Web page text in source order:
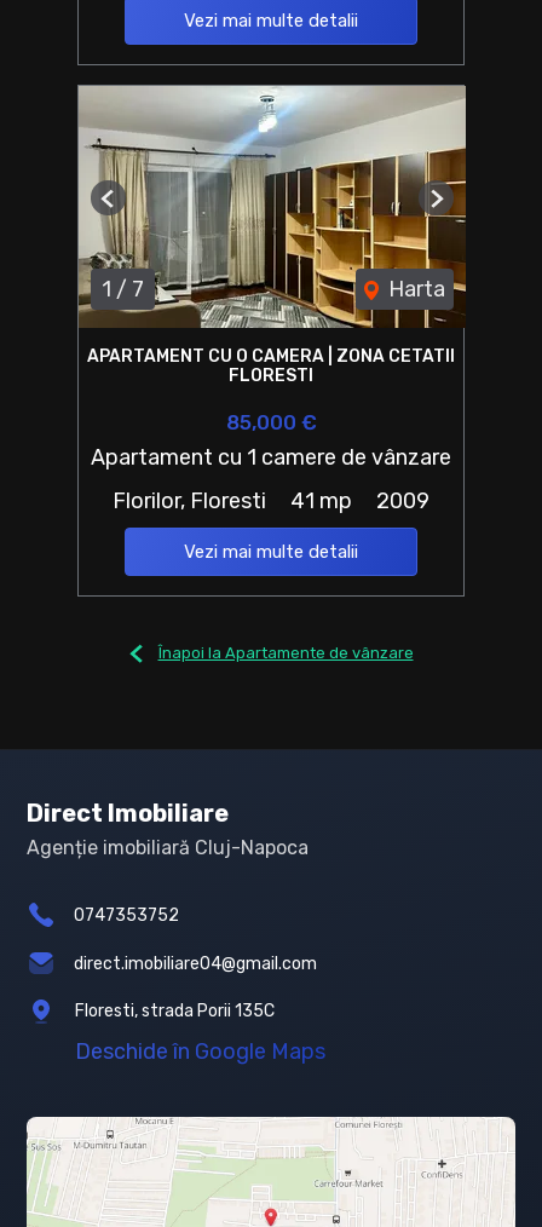
Vezi mai multe detalii
1 / 7 Harta
Previous Next
APARTAMENT CU O CAMERA | ZONA CETATII
FLORESTI
85,000 €
Apartament cu 1 camere de vânzare
Florilor, Floresti
41 mp 2009
Vezi mai multe detalii
Înapoi la Apartamente de vânzare
Direct Imobiliare
Agenție imobiliară Cluj-Napoca
0747353752
direct.imobiliare04@gmail.com
Floresti, strada Porii 135C
Deschide în Google Maps